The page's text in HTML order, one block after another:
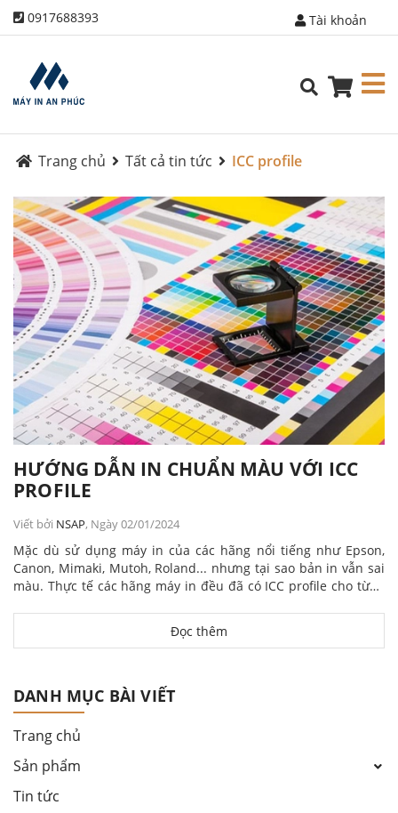
0917688393 Tài khoản
Trang chủ Tất cả tin tức ICC profile
HƯỚNG DẪN IN CHUẨN MÀU VỚI ICC
PROFILE
Viết bởi NSAP, Ngày 02/01/2024
Mặc dù sử dụng máy in của các hãng nổi tiếng như Epson,
Canon, Mimaki, Mutoh, Roland... nhưng tại sao bản in vẫn sai
màu. Thực tế các hãng máy in đều đã có ICC profile cho từng
Đọc thêm
DANH MỤC BÀI VIẾT
Trang chủ
Sản phẩm
Tin tức